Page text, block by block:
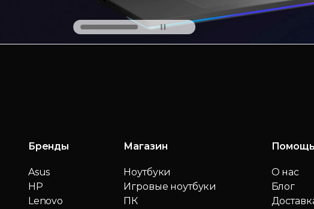
Бренды
Asus
HP
Lenovo
Магазин
Ноутбуки
Игровые ноутбуки
ПК
Помощь
О нас
Блог